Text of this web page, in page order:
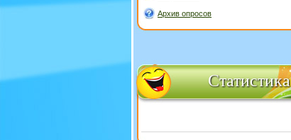
Архив опросов
Статистика